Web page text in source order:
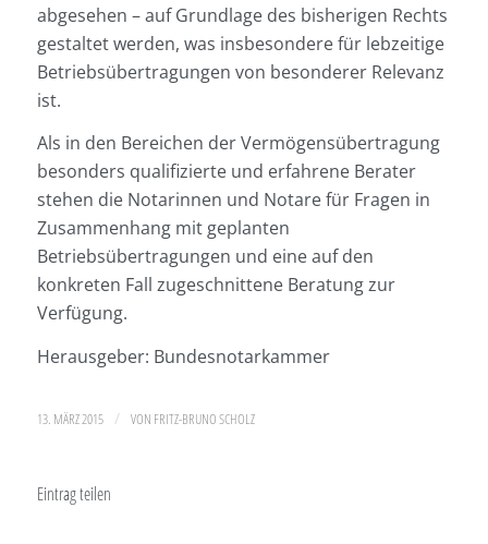
abgesehen – auf Grundlage des bisherigen Rechts
gestaltet werden, was insbesondere für lebzeitige
Betriebsübertragungen von besonderer Relevanz
ist.
Als in den Bereichen der Vermögensübertragung
besonders qualifizierte und erfahrene Berater
stehen die Notarinnen und Notare für Fragen in
Zusammenhang mit geplanten
Betriebsübertragungen und eine auf den
konkreten Fall zugeschnittene Beratung zur
Verfügung.
Herausgeber: Bundesnotarkammer
13. MÄRZ 2015 / VON FRITZ-BRUNO SCHOLZ
Eintrag teilen